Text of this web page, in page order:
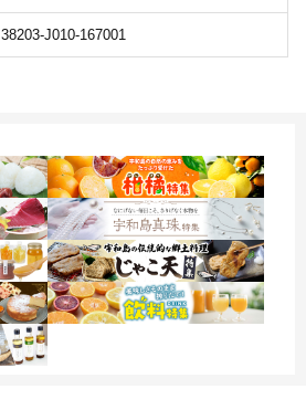
38203-J010-167001